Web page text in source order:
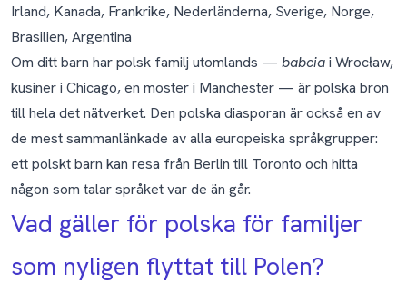
Irland, Kanada, Frankrike, Nederländerna, Sverige, Norge,
Brasilien, Argentina
Om ditt barn har polsk familj utomlands — babciai Wrocław,
kusiner i Chicago, en moster i Manchester — är polska bron
till hela det nätverket. Den polska diasporan är också en av
de mest sammanlänkade av alla europeiska språkgrupper:
ett polskt barn kan resa från Berlin till Toronto och hitta
någon som talar språket var de än går.
Vad gäller för polska för familjer
som nyligen flyttat till Polen?